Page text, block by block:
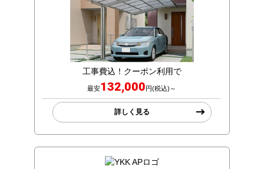
工事費込！クーポン利用で
最安132,000円(税込)～
詳しく見る